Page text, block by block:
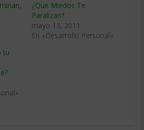
¿Que Miedos Te
Paralizan?
mayo 13, 2011
En «Desarrollo Personal»
tu